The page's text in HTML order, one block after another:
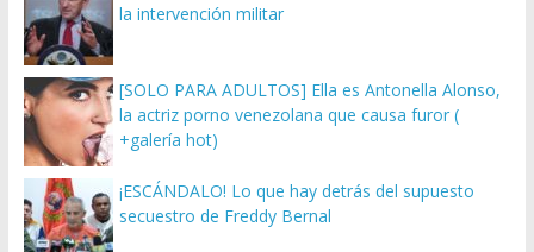
la intervención militar
[SOLO PARA ADULTOS] Ella es Antonella Alonso,
la actriz porno venezolana que causa furor (
+galería hot)
¡ESCÁNDALO! Lo que hay detrás del supuesto
secuestro de Freddy Bernal